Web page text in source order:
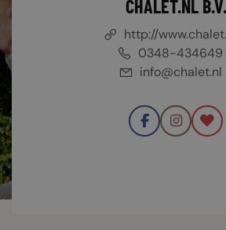
CHALET.NL B.V.
http://
0348-434649
info@chalet.nl